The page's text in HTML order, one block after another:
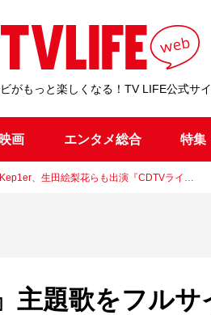
がもっと楽しくなる！TV LIFE公式サ
映画 エンタメ総合 特集
、生田絵梨花らも出演『CDTVライ…
主題歌をフルサ